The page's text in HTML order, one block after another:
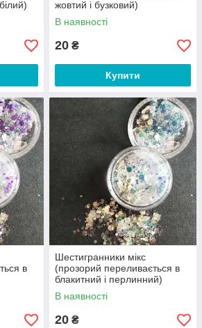
жовтий і бузковий)
В наявності
20 ₴
Купити
в
Шестигранники мікс
(прозорий переливається в
блакитний і перлинний)
В наявності
20 ₴